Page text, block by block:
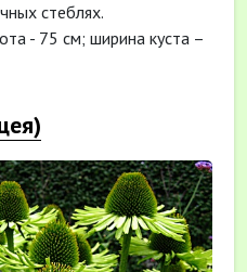
стеблях.
- 75 см; ширина куста –